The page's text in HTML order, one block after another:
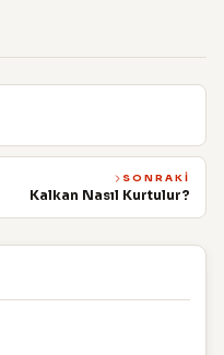
SONRAKI
Kalkan Nasıl Kurtulur?